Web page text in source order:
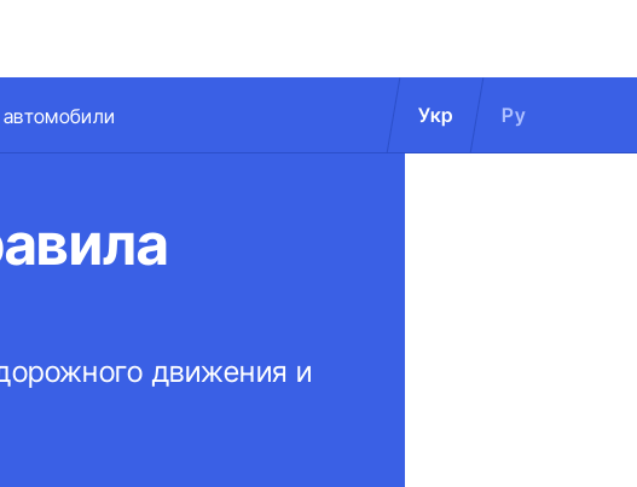
Укр Ру
движения и